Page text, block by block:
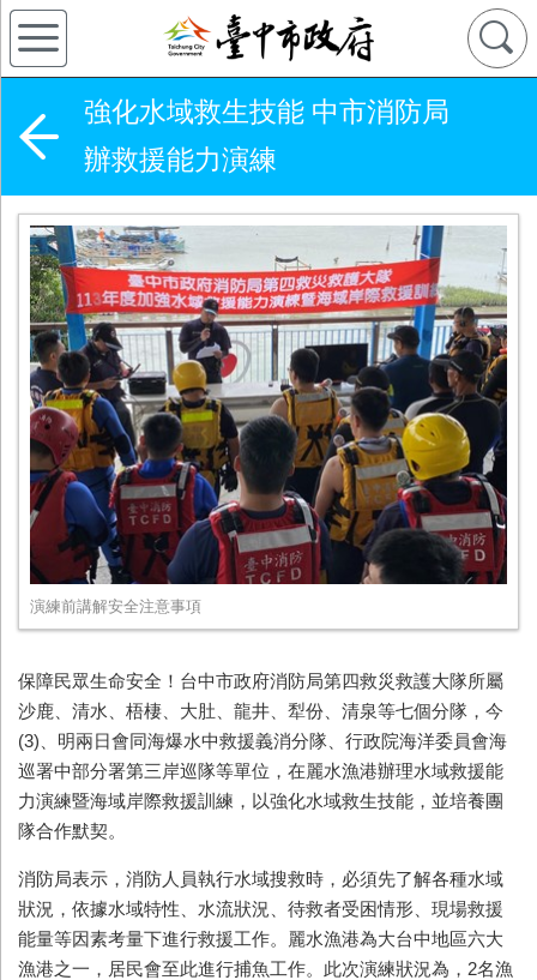
強化水域救生技能 中市消防局
辦救援能力演練
演練前講解安全注意事項
保障民眾生命安全！台中市政府消防局第四救災救護大隊所屬
沙鹿、清水、梧棲、大肚、龍井、犁份、清泉等七個分隊，今
(3) 、明兩日會同海爆水中救援義消分隊、行政院海洋委員會海
巡署中部分署第三岸巡隊等單位，在麗水漁港辦理水域救援能
力演練暨海域岸際救援訓練，以強化水域救生技能，並培養團
隊合作默契。
消防局表示，消防人員執行水域搜救時，必須先了解各種水域
狀況，依據水域特性、水流狀況、待救者受困情形、現場救援
能量等因素考量下進行救援工作。麗水漁港為大台中地區六大
漁港之一，居民會至此進行捕魚工作。此次演練狀況為， 2名漁